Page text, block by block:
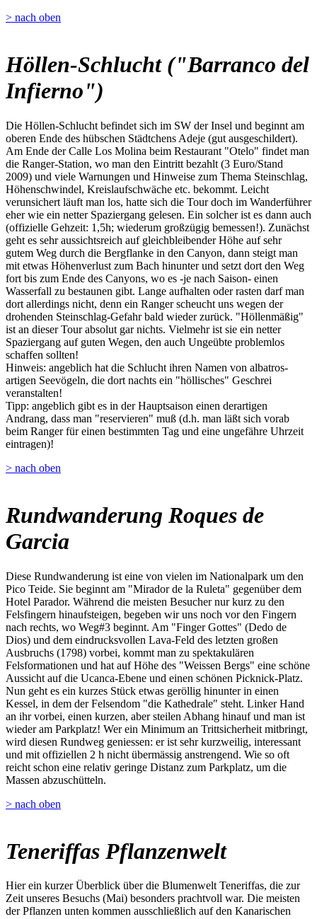
> nach oben
Höllen-Schlucht ("Barranco del
Infierno")
Die Höllen-Schlucht befindet sich im SW der Insel und beginnt am
oberen Ende des hübschen Städtchens Adeje (gut ausgeschildert).
Am Ende der Calle Los Molina beim Restaurant "Otelo" findet man
die Ranger-Station, wo man den Eintritt bezahlt (3 Euro/Stand
2009) und viele Warnungen und Hinweise zum Thema Steinschlag,
Höhenschwindel, Kreislaufschwäche etc. bekommt. Leicht
verunsichert läuft man los, hatte sich die Tour doch im Wanderführer
eher wie ein netter Spaziergang gelesen. Ein solcher ist es dann auch
(offizielle Gehzeit: 1,5h; wiederum großzügig bemessen!). Zunächst
geht es sehr aussichtsreich auf gleichbleibender Höhe auf sehr
gutem Weg durch die Bergflanke in den Canyon, dann steigt man
mit etwas Höhenverlust zum Bach hinunter und setzt dort den Weg
fort bis zum Ende des Canyons, wo es -je nach Saison- einen
Wasserfall zu bestaunen gibt. Lange aufhalten oder rasten darf man
dort allerdings nicht, denn ein Ranger scheucht uns wegen der
drohenden Steinschlag-Gefahr bald wieder zurück. "Höllenmäßig"
ist an dieser Tour absolut gar nichts. Vielmehr ist sie ein netter
Spaziergang auf guten Wegen, den auch Ungeübte problemlos
schaffen sollten!
Hinweis: angeblich hat die Schlucht ihren Namen von albatros-
artigen Seevögeln, die dort nachts ein "höllisches" Geschrei
veranstalten!
Tipp: angeblich gibt es in der Hauptsaison einen derartigen
Andrang, dass man "reservieren" muß (d.h. man läßt sich vorab
beim Ranger für einen bestimmten Tag und eine ungefähre Uhrzeit
eintragen)!
> nach oben
Rundwanderung Roques de
Garcia
Diese Rundwanderung ist eine von vielen im Nationalpark um den
Pico Teide. Sie beginnt am "Mirador de la Ruleta" gegenüber dem
Hotel Parador. Während die meisten Besucher nur kurz zu den
Felsfingern hinaufsteigen, begeben wir uns noch vor den Fingern
nach rechts, wo Weg#3 beginnt. Am "Finger Gottes" (Dedo de
Dios) und dem eindrucksvollen Lava-Feld des letzten großen
Ausbruchs (1798) vorbei, kommt man zu spektakulären
Felsformationen und hat auf Höhe des "Weissen Bergs" eine schöne
Aussicht auf die Ucanca-Ebene und einen schönen Picknick-Platz.
Nun geht es ein kurzes Stück etwas geröllig hinunter in einen
Kessel, in dem der Felsendom "die Kathedrale" steht. Linker Hand
an ihr vorbei, einen kurzen, aber steilen Abhang hinauf und man ist
wieder am Parkplatz! Wer ein Minimum an Trittsicherheit mitbringt,
wird diesen Rundweg geniessen: er ist sehr kurzweilig, interessant
und mit offiziellen 2 h nicht übermässig anstrengend. Wie so oft
reicht schon eine relativ geringe Distanz zum Parkplatz, um die
Massen abzuschütteln.
> nach oben
Teneriffas Pflanzenwelt
Hier ein kurzer Überblick über die Blumenwelt Teneriffas, die zur
Zeit unseres Besuchs (Mai) besonders prachtvoll war. Die meisten
der Pflanzen unten kommen ausschließlich auf den Kanarischen